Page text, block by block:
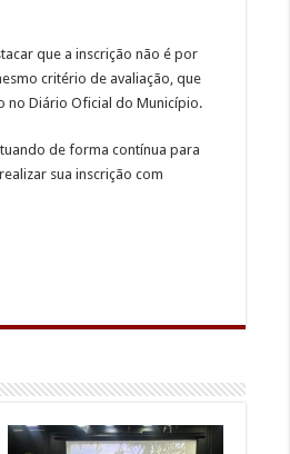
que a inscrição não é por
critério de avaliação, que
no Diário Oficial do Município.
de forma contínua para
sua inscrição com